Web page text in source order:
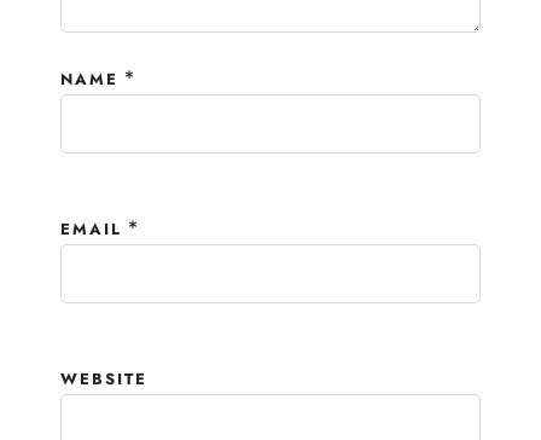
NAME *
EMAIL *
WEBSITE